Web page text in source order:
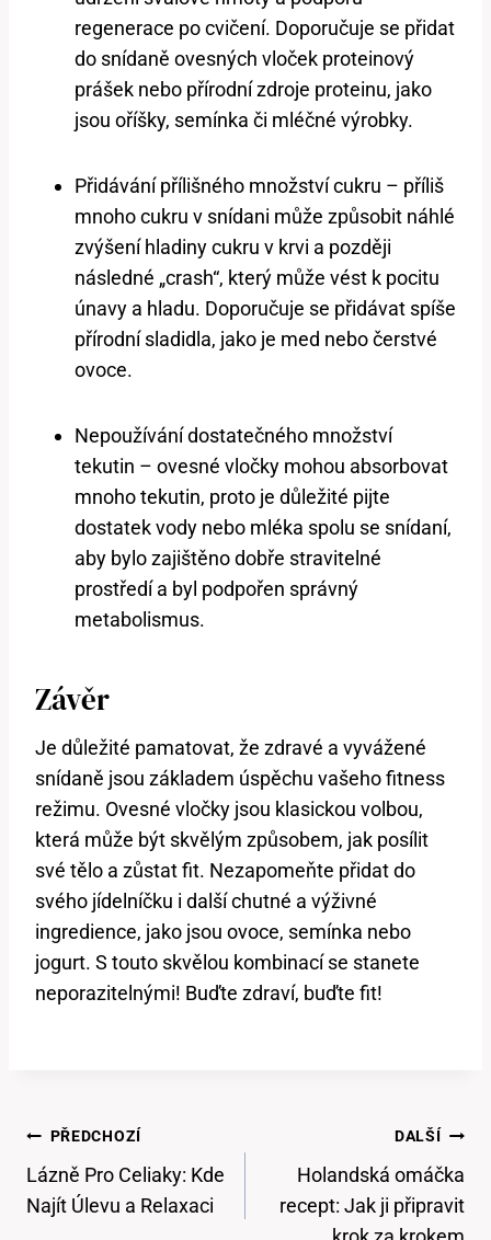
regenerace po cvičení. Doporučuje se přidat
do snídaně ovesných vloček proteinový
prášek nebo přírodní zdroje proteinu, jako
jsou oříšky, semínka či mléčné výrobky.
Přidávání přílišného množství cukru – příliš
mnoho cukru v snídani může způsobit náhlé
zvýšení hladiny cukru v krvi a později
následné „crash“, který může vést k pocitu
únavy a hladu. Doporučuje se přidávat spíše
přírodní sladidla, jako je med nebo čerstvé
ovoce.
Nepoužívání dostatečného množství
tekutin – ovesné vločky mohou absorbovat
mnoho tekutin, proto je důležité pijte
dostatek vody nebo mléka spolu se snídaní,
aby bylo zajištěno dobře stravitelné
prostředí a byl podpořen správný
metabolismus.
Závěr
Je důležité pamatovat, že zdravé a vyvážené
snídaně jsou základem úspěchu vašeho fitness
režimu. Ovesné vločky jsou klasickou volbou,
která může být skvělým způsobem, jak posílit
své tělo a zůstat fit. Nezapomeňte přidat do
svého jídelníčku i další chutné a výživné
ingredience, jako jsou ovoce, semínka nebo
jogurt. S touto skvělou kombinací se stanete
neporazitelnými! Buďte zdraví, buďte fit!
Navigace
Pro
Příspěvek
PŘEDCHOZÍ
Lázně Pro Celiaky: Kde
Najít Úlevu a Relaxaci
DALŠÍ
Holandská omáčka
recept: Jak ji připravit